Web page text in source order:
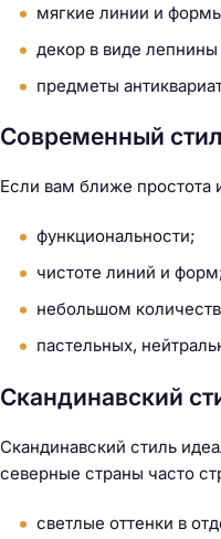
мягкие линии и
декор в виде лепнины
предметы
Современный
Если вам ближе простота
функциональности;
чистоте линий и
небольшом
пастельных,
Скандинавский
Скандинавский стиль
северные страны часто
светлые оттенки в